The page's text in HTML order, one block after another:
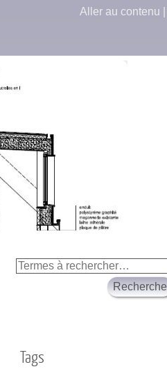
Aller au contenu
Tags